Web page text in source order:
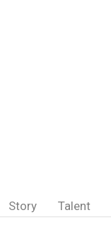
Story Talent